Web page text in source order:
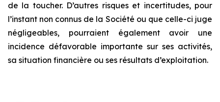
de la toucher. D’autres risques et incertitudes, pour
l’instant non connus de la Société ou que celle-ci juge
négligeables, pourraient également avoir une
incidence défavorable importante sur ses activités,
sa situation financière ou ses résultats d’exploitation.